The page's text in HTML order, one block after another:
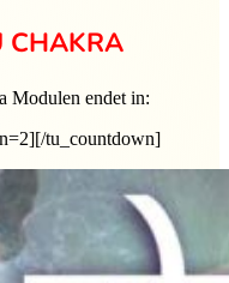
CHAKRA
Modulen endet in:
tu_countdown]